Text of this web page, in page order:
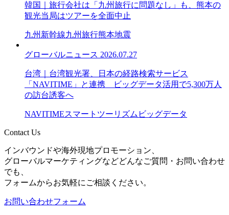
韓国｜旅行会社は「九州旅行に問題なし」も、熊本の
観光当局はツアーを全面中止
九州新幹線九州旅行熊本地震
グローバルニュース 2026.07.27
台湾｜台湾観光署、日本の経路検索サービス
「NAVITIME」と連携 ビッグデータ活用で5,300万人
の訪台誘客へ
NAVITIMEスマートツーリズム ビッグデータ
Contact Us
インバウンドや海外現地プロモーション、
グローバルマーケティングなどどんなご質問・お問い合わせ
でも、
フォームからお気軽にご相談ください。
お問い合わせフォーム